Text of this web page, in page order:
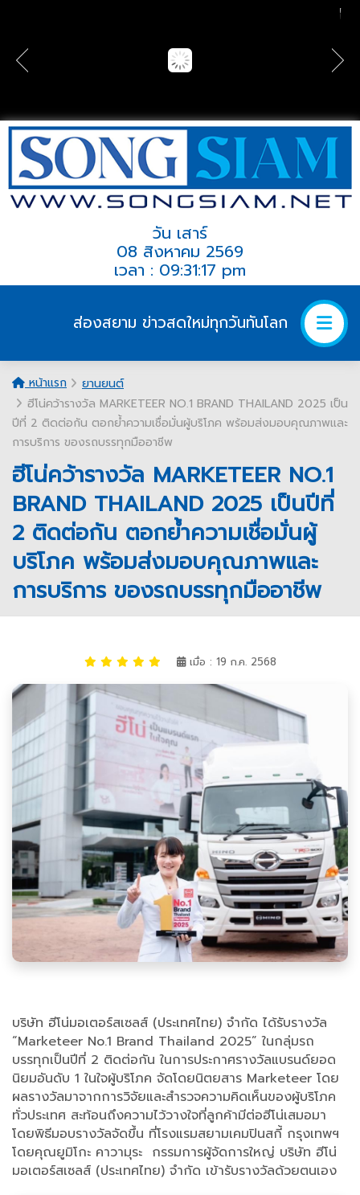
วัน เสาร์
08 สิงหาคม 2569
เวลา : 09:31:17 pm
ส่องสยาม ข่าวสดใหม่ทุกวันทันโลก
หน้าแรก
ยานยนต์
ฮีโน่คว้ารางวัล MARKETEER NO.1 BRAND THAILAND 2025 เป็น
ปีที่ 2 ติดต่อกัน ตอกย้ำความเชื่อมั่นผู้บริโภค พร้อมส่งมอบคุณภาพและ
การบริการ ของรถบรรทุกมืออาชีพ
ฮีโน่คว้ารางวัล MARKETEER NO.1
BRAND THAILAND 2025 เป็นปีที่
2 ติดต่อกัน ตอกย้ำความเชื่อมั่นผู้
บริโภค พร้อมส่งมอบคุณภาพและ
การบริการ ของรถบรรทุกมืออาชีพ
เมื่อ : 19 ก.ค. 2568
บริษัท ฮีโน่มอเตอร์สเซลส์ (ประเทศไทย) จำกัด ได้รับรางวัล
“Marketeer No.1 Brand Thailand 2025” ในกลุ่มรถ
บรรทุกเป็นปีที่ 2 ติดต่อกัน ในการประกาศรางวัลแบรนด์ยอด
นิยมอันดับ 1 ในใจผู้บริโภค จัดโดยนิตยสาร Marketeer โดย
ผลรางวัลมาจากการวิจัยและสำรวจความคิดเห็นของผู้บริโภค
ทั่วประเทศ สะท้อนถึงความไว้วางใจที่ลูกค้ามีต่อฮีโน่เสมอมา
โดยพิธีมอบรางวัลจัดขึ้น ที่โรงแรมสยามเคมปินสกี้ กรุงเทพฯ
โดยคุณยูมิโกะ คาวามุระ กรรมการผู้จัดการใหญ่ บริษัท ฮีโน่
มอเตอร์สเซลส์ (ประเทศไทย) จำกัด เข้ารับรางวัลด้วยตนเอง